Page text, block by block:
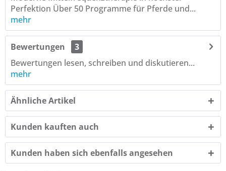
Perfektion Über 50 Programme für Pferde und...
mehr
Bewertungen
3
Bewertungen lesen, schreiben und diskutieren...
mehr
Ähnliche Artikel
Kunden kauften auch
Kunden haben sich ebenfalls angesehen